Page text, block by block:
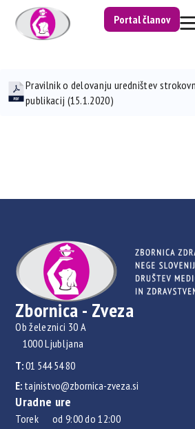
Portal članov
Pravilnik o delovanju uredništev
publikacij (15.1.2020)
Zbornica - Zveza
Ob železnici 30 A
1000 Ljubljana
T:01 544 54 80
E: tajnistvo@zbornica-zveza.si
Uradne ure
Torek od 9:00 do 12:00